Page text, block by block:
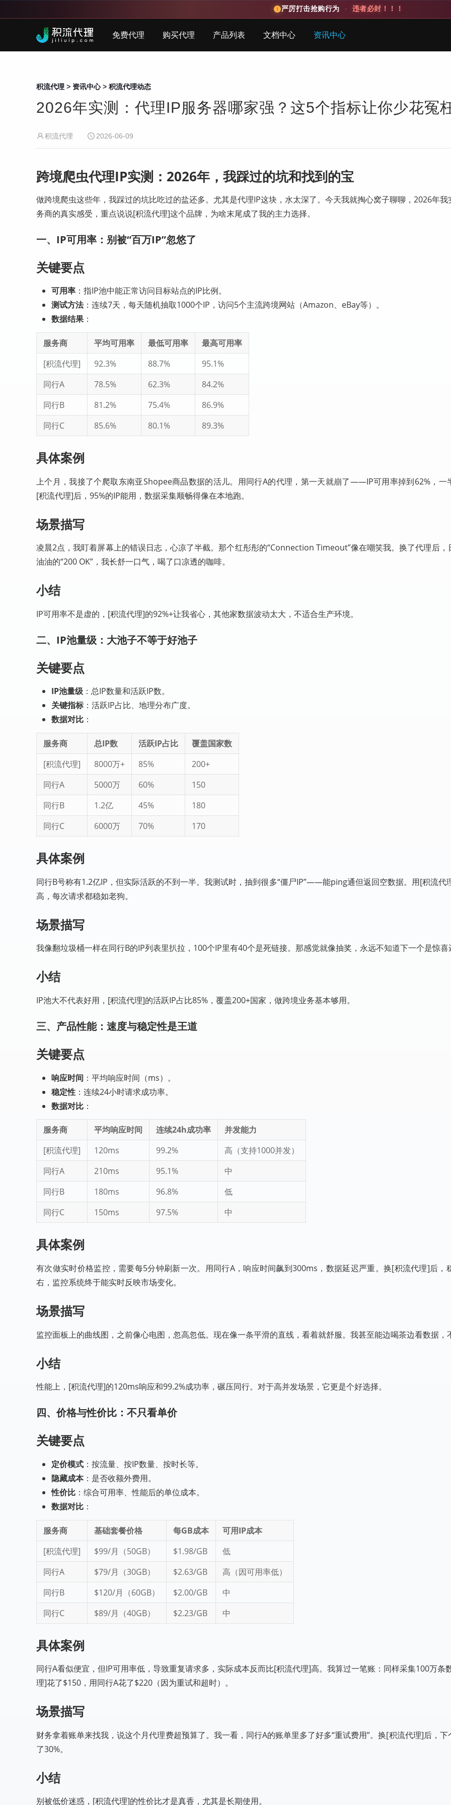
严厉打击抢购行为 · 违者必封！！！
免费代理 购买代理 产品列表 文档中心 资讯中心
积流代理 > 资讯中心> 积流代理动态
2026年实测：代理IP服务器哪家强？这5个指标让你少花冤
积流代理 2026-06-09
跨境爬虫代理IP实测：2026年，我踩过的坑和找到的宝
做跨境爬虫这些年，我踩过的坑比吃过的盐还多。尤其是代理IP这块，水太深了。今天我就掏心窝子聊聊，2026年我
务商的真实感受，重点说说[积流代理]这个品牌，为啥末尾成了我的主力选择。
一、IP可用率：别被“百万IP”忽悠了
关键要点
可用率 ：指IP池中能正常访问目标站点的IP比例。
测试方法：连续7天，每天随机抽取1000个IP，访问5个主流跨境网站（Amazon、eBay等）。
数据结果 ：
服务商 平均可用率 最低可用率
最高可用率
[积流代理]
92.3% 88.7%
95.1%
同行A
78.5% 62.3%
84.2%
同行B
81.2% 75.4%
86.9%
同行C
85.6% 80.1% 89.3%
具体案例
上个月，我接了个爬取东南亚Shopee商品数据的活儿。用同行A的代理，第一天就崩了——IP可用率掉到62%，一
[积流代理]后，95%的IP能用，数据采集顺畅得像在本地跑。
场景描写
凌晨2点，我盯着屏幕上的错误日志，心凉了半截。那个红彤彤的“Connection Timeout”像在嘲笑我。换了代理后，
油油的“200 OK”，我长舒一口气，喝了口凉透的咖啡。
小结
IP可用率不是虚的，[积流代理]的92%+让我省心，其他家数据波动太大，不适合生产环境。
二、IP池量级：大池子不等于好池子
关键要点
IP池量级 ：总IP数量和活跃IP数。
关键指标：活跃IP占比、地理分布广度。
数据对比 ：
服务商 总IP数 活跃IP占比
覆盖国家数
[积流代理]
8000万+ 85%
200+
同行A
5000万 60%
150
同行B
1.2亿 45%
180
同行C
6000万 70% 170
具体案例
同行B号称有1.2亿IP，但实际活跃的不到一半。我测试时，抽到很多“僵尸IP”——能ping通但返回空数据。用[积流代
高，每次请求都稳如老狗。
场景描写
我像翻垃圾桶一样在同行B的IP列表里扒拉，100个IP里有40个是死链接。那感觉就像抽奖，永远不知道下一个是惊喜
小结
IP池大不代表好用，[积流代理]的活跃IP占比85%，覆盖200+国家，做跨境业务基本够用。
三、产品性能：速度与稳定性是王道
关键要点
响应时间 ：平均响应时间（ms）。
稳定性 ：连续24小时请求成功率。
数据对比 ：
服务商 平均响应时间 连续24h成功率
并发能力
[积流代理]
120ms 99.2%
高（支持1000并发）
同行A
210ms 95.1%
中
同行B
180ms 96.8%
低
同行C
150ms 97.5% 中
具体案例
有次做实时价格监控，需要每5分钟刷新一次。用同行A，响应时间飙到300ms，数据延迟严重。换[积流代理]后，
右，监控系统终于能实时反映市场变化。
场景描写
监控面板上的曲线图，之前像心电图，忽高忽低。现在像一条平滑的直线，看着就舒服。我甚至能边喝茶边看数据，
小结
性能上，[积流代理]的120ms响应和99.2%成功率，碾压同行。对于高并发场景，它更是个好选择。
四、价格与性价比：不只看单价
关键要点
定价模式 ：按流量、按IP数量、按时长等。
隐藏成本：是否收额外费用。
性价比 ：综合可用率、性能后的单位成本。
数据对比 ：
服务商 基础套餐价格 每GB成本
可用IP成本
[积流代理]
$99/月（50GB） $1.98/GB
低
同行A
$79/月（30GB） $2.63/GB
高（因可用率低）
同行B
$120/月（60GB） $2.00/GB
中
同行C
$89/月（40GB） $2.23/GB 中
具体案例
同行A看似便宜，但IP可用率低，导致重复请求多，实际成本反而比[积流代理]高。我算过一笔账：同样采集100万条
理]花了$150，用同行A花了$220（因为重试和超时）。
场景描写
财务拿着账单来找我，说这个月代理费超预算了。我一看，同行A的账单里多了好多“重试费用”。换[积流代理]后，下
了30%。
小结
别被低价迷惑，[积流代理]的性价比才是真香，尤其是长期使用。